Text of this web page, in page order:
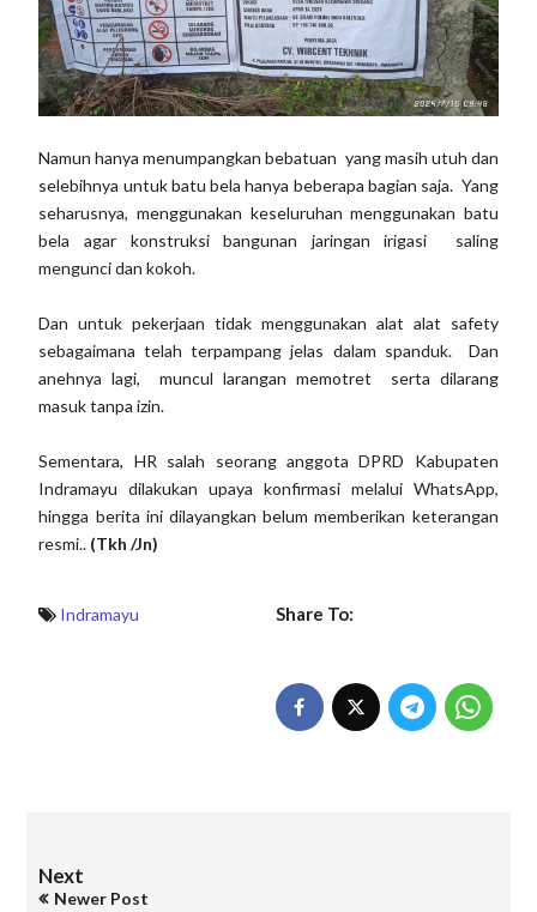
Namun hanya menumpangkan bebatuan yang masih utuh dan
selebihnya untuk batu bela hanya beberapa bagian saja. Yang
seharusnya, menggunakan keseluruhan menggunakan batu
bela agar konstruksi bangunan jaringan irigasi saling
mengunci dan kokoh.
Dan untuk pekerjaan tidak menggunakan alat alat safety
sebagaimana telah terpampang jelas dalam spanduk. Dan
anehnya lagi, muncul larangan memotret serta dilarang
masuk tanpa izin.
Sementara, HR salah seorang anggota DPRD Kabupaten
Indramayu dilakukan upaya konfirmasi melalui WhatsApp,
hingga berita ini dilayangkan belum memberikan keterangan
resmi.. (Tkh /Jn)
Indramayu Share To:
Next
Newer Post